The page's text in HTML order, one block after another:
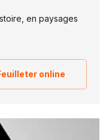
en paysages
online